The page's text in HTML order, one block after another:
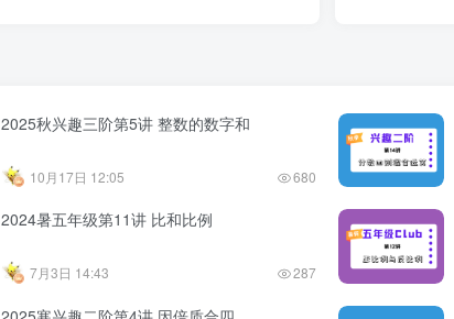
2025秋兴趣三阶第5讲 整数的数字和
10月17日 12:05 680
2024暑五年级第11讲 比和比例
7月3日 14:43 287